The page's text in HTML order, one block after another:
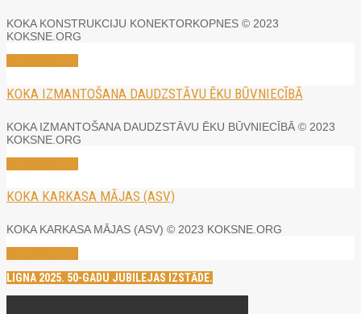
KOKA KONSTRUKCIJU KONEKTORKOPNES © 2023
KOKSNE.ORG
KOKA IZMANTOŠANA DAUDZSTĀVU ĒKU BŪVNIECĪBĀ
KOKA IZMANTOŠANA DAUDZSTĀVU ĒKU BŪVNIECĪBĀ © 2023
KOKSNE.ORG
KOKA KARKASA MĀJAS (ASV)
KOKA KARKASA MĀJAS (ASV) © 2023 KOKSNE.ORG
LIGNA 2025. 50-GADU JUBILEJAS IZSTĀDE.